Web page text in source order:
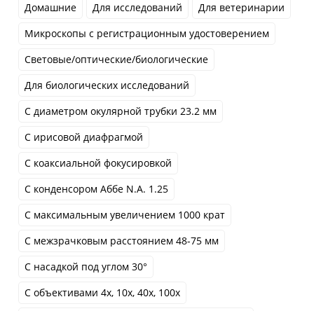
Домашние
Для исследований
Для ветеринарии
Микроскопы с регистрационным удостоверением
Cветовые/оптические/биологические
Для биологических исследований
С диаметром окулярной трубки 23.2 мм
С ирисовой диафрагмой
С коаксиальной фокусировкой
С конденсором Аббе N.A. 1.25
С максимальным увеличением 1000 крат
С межзрачковым расстоянием 48-75 мм
С насадкой под углом 30°
С объективами 4x, 10x, 40x, 100x